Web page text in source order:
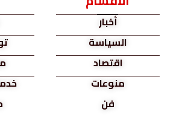
أخبار
السياسة
اقتصاد
منوعات
فن